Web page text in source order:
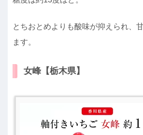
とちおとめよりも酸味が抑えられ、
ます。
女峰【栃木県】